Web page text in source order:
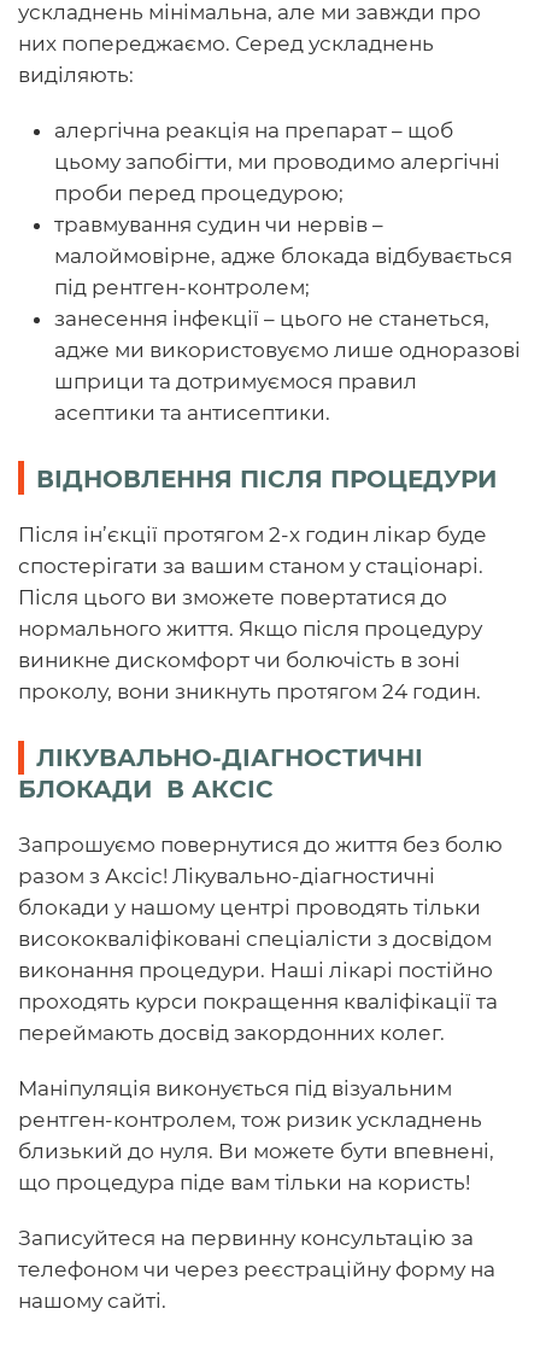
ускладнень мінімальна, але ми завжди про
них попереджаємо. Серед ускладнень
виділяють:
алергічна реакція на препарат – щоб
цьому запобігти, ми проводимо алергічні
проби перед процедурою;
травмування судин чи нервів –
малоймовірне, адже блокада відбувається
під рентген-контролем;
занесення інфекції – цього не станеться,
адже ми використовуємо лише одноразові
шприци та дотримуємося правил
асептики та антисептики.
ВІДНОВЛЕННЯ ПІСЛЯ ПРОЦЕДУРИ
Після ін’єкції протягом 2-х годин лікар буде
спостерігати за вашим станом у стаціонарі.
Після цього ви зможете повертатися до
нормального життя. Якщо після процедуру
виникне дискомфорт чи болючість в зоні
проколу, вони зникнуть протягом 24 годин.
ЛІКУВАЛЬНО-ДІАГНОСТИЧНІ
БЛОКАДИ В АКСІС
Запрошуємо повернутися до життя без болю
разом з Аксіс! Лікувально-діагностичні
блокади у нашому центрі проводять тільки
висококваліфіковані спеціалісти з досвідом
виконання процедури. Наші лікарі постійно
проходять курси покращення кваліфікації та
переймають досвід закордонних колег.
Маніпуляція виконується під візуальним
рентген-контролем, тож ризик ускладнень
близький до нуля. Ви можете бути впевнені,
що процедура піде вам тільки на користь!
Записуйтеся на первинну консультацію за
телефоном чи через реєстраційну форму на
нашому сайті.